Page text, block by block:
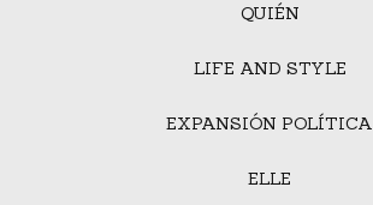
QUIÉN
LIFE AND STYLE
EXPANSIÓN POLÍTICA
ELLE